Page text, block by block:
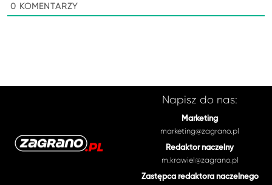
0 KOMENTARZY
Napisz do nas:
Marketing
marketing@zagrano.pl
Redaktor naczelny
m.krawiel@zagrano.pl
Zastępca redaktora naczelnego